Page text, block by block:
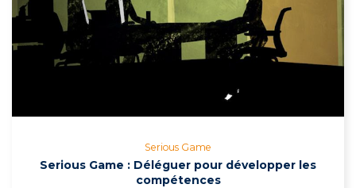
Serious Game
Serious Game : Déléguer pour développer les
compétences